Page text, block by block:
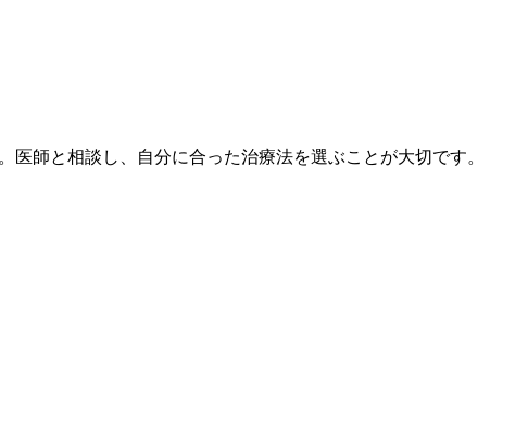
師と相談し、自分に合った治療法を選ぶことが大切です。